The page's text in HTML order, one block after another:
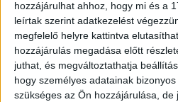
hozzájárulhat ahhoz, hogy mi és a
leírtak szerint adatkezelést
megfelelő helyre kattintva
hozzájárulás megadása előtt
juthat, és megváltoztathatja
hogy személyes adatainak
szükséges az Ön hozzájárulása, de
HA TETSZETT A VIDEÓ,
MÁSOKKAL IS!
Megosztom emailben